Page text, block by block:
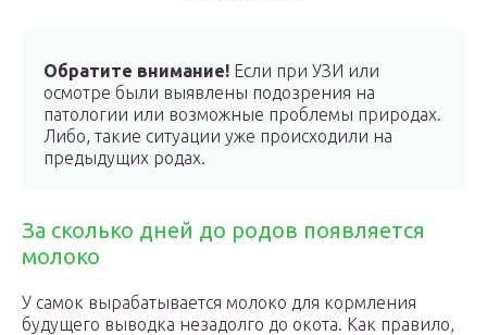
Обратите внимание! Если при УЗИ или
осмотре были выявлены подозрения на
патологии или возможные проблемы природах.
Либо, такие ситуации уже происходили на
предыдущих родах.
За сколько дней до родов появляется
молоко
У самок вырабатывается молоко для кормления
будущего выводка незадолго до окота. Как правило,